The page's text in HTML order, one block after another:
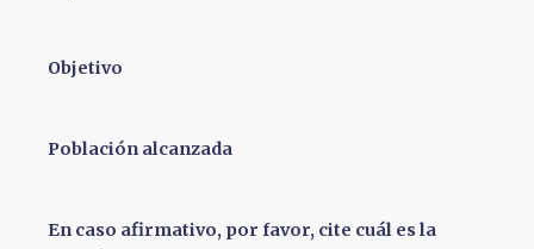
Objetivo
Población alcanzada
En caso afirmativo, por favor, cite cuál es la